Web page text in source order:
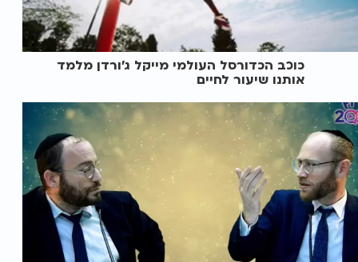
כוכב הכדורסל העולמי מייקל ג’ורדן מלמד
אותנו שיעור לחיים